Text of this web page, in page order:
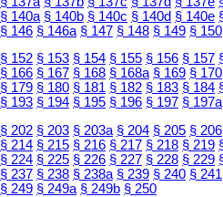
§ 140a § 140b § 140c § 140d § 140e
§ 146 § 146a § 147 § 148 § 149 § 150
§ 152 § 153 § 154 § 155 § 156 § 157
§ 166 § 167 § 168 § 168a § 169 § 170
§ 179 § 180 § 181 § 182 § 183 § 184
§ 193 § 194 § 195 § 196 § 197 § 197a
§ 202 § 203 § 203a § 204 § 205 § 206
§ 214 § 215 § 216 § 217 § 218 § 219
§ 224 § 225 § 226 § 227 § 228 § 229
§ 237 § 238 § 238a § 239 § 240 § 241
§ 249 § 249a § 249b § 250